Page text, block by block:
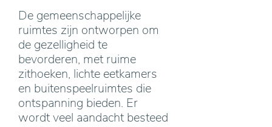
De gemeenschappelijke
ruimtes zijn ontworpen om
de gezelligheid te
bevorderen, met ruime
zithoeken, lichte eetkamers
en buitenspeelruimtes die
ontspanning bieden. Er
wordt veel aandacht besteed